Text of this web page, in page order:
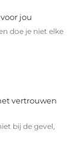
jou
doe je niet elke
vertrouwen
bij de gevel,